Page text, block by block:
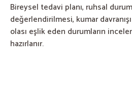
Bireysel tedavi planı, ruhsal
değerlendirilmesi, kumar
olası eşlik eden durumların
hazırlanır.